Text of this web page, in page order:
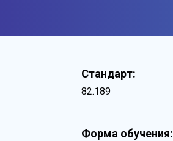
Стандарт:
82.189
Форма обучения: